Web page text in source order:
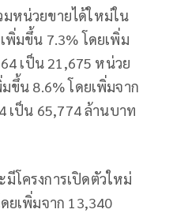
หน่วยขายได้ใหม่ใน
พิ่มขึ้น 7.3% โดยเพิ่ม
เป็น 21,675 หน่วย
ขึ้น 8.6% โดยเพิ่มจาก
เป็น 65,774 ล้านบาท
โครงการเปิดตัวใหม่
ยเพิ่มจาก 13,340